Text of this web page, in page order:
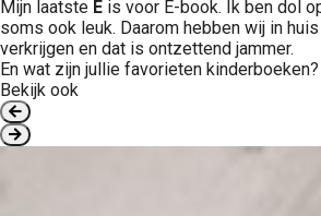
Mijn laatste E is voor E-book. Ik ben dol
soms ook leuk. Daarom hebben wij in
verkrijgen en dat is ontzettend jammer.
En wat zijn jullie favorieten kinderboeken?
Bekijk ook